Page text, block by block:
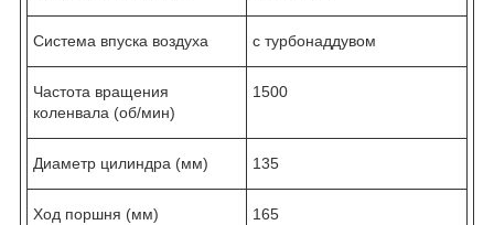
Система впуска воздуха с турбонаддувом
Частота вращения
коленвала (об/мин)
1500
Диаметр цилиндра (мм) 135
Ход поршня (мм) 165